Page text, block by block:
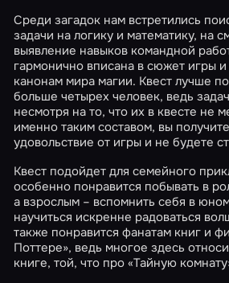
Среди загадок нам встретились
задачи на логику и математику, на
выявление навыков командной
гармонично вписана в сюжет игры и
канонам мира магии. Квест лучше
больше четырех человек, ведь
несмотря на то, что их в квесте не
именно таким составом, вы
удовольствие от игры и не будете
Квест подойдет для семейного
особенно понравится побывать в
а взрослым – вспомнить себя в
научиться искренне радоваться
также понравится фанатам книг и
Поттере», ведь многое здесь
книге, той, что про «Тайную